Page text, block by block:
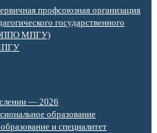
профсоюзная организация
государственного
МПГУ)
— 2026
образование
и специалитет